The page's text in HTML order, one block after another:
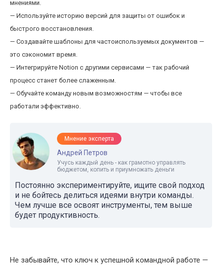
мнениями.
— Используйте историю версий для защиты от ошибок и
быстрого восстановления.
— Создавайте шаблоны для частоиспользуемых документов —
это сэкономит время.
— Интегрируйте Notion с другими сервисами — так рабочий
процесс станет более слаженным.
— Обучайте команду новым возможностям — чтобы все
работали эффективно.
Мнение эксперта
Андрей Петров
Учусь каждый день - как грамотно управлять
бюджетом, копить и приумножать деньги
Постоянно экспериментируйте, ищите свой подход
и не бойтесь делиться идеями внутри команды.
Чем лучше все освоят инструменты, тем выше
будет продуктивность.
Не забывайте, что ключ к успешной командной работе —